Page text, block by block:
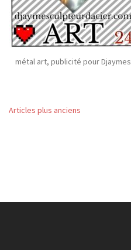
métal art, publicité pour Djaymes
Navigation
Articles plus anciens